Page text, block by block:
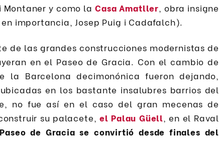
Montaner y como laCasa Amatller, obra insigne
importancia, Josep Puig i Cadafalch).
de las grandes construcciones modernistas de
en el Paseo de Gracia. Con el cambio de
la Barcelona decimonónica fueron dejando,
en los bastante insalubres barrios del
no fue así en el caso del gran mecenas de
su palacete, el Palau Güell , en el Raval
de Gracia se convirtió desde finales del